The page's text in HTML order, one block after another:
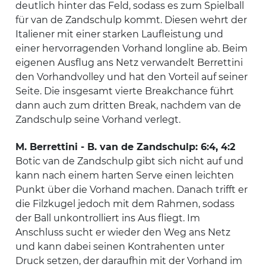
deutlich hinter das Feld, sodass es zum Spielball
für van de Zandschulp kommt. Diesen wehrt der
Italiener mit einer starken Laufleistung und
einer hervorragenden Vorhand longline ab. Beim
eigenen Ausflug ans Netz verwandelt Berrettini
den Vorhandvolley und hat den Vorteil auf seiner
Seite. Die insgesamt vierte Breakchance führt
dann auch zum dritten Break, nachdem van de
Zandschulp seine Vorhand verlegt.
M. Berrettini - B. van de Zandschulp: 6:4, 4:2
Botic van de Zandschulp gibt sich nicht auf und
kann nach einem harten Serve einen leichten
Punkt über die Vorhand machen. Danach trifft er
die Filzkugel jedoch mit dem Rahmen, sodass
der Ball unkontrolliert ins Aus fliegt. Im
Anschluss sucht er wieder den Weg ans Netz
und kann dabei seinen Kontrahenten unter
Druck setzen, der daraufhin mit der Vorhand im